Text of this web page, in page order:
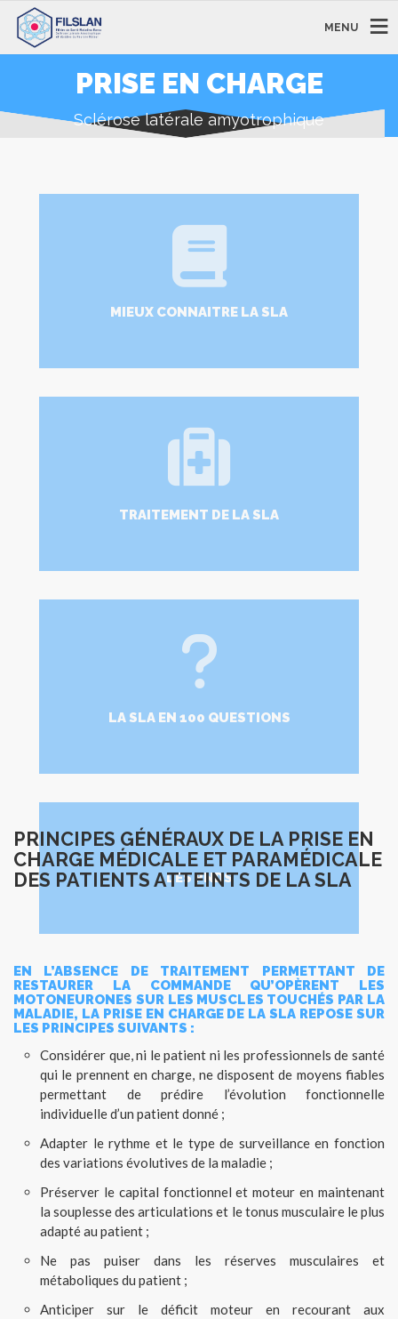
MENU
PRISE EN CHARGE
Sclérose latérale amyotrophique
MIEUX CONNAITRE LA SLA
TRAITEMENT DE LA SLA
LA SLA EN 100 QUESTIONS
LES PNDS
PRINCIPES GÉNÉRAUX DE LA PRISE EN
CHARGE MÉDICALE ET PARAMÉDICALE
DES PATIENTS ATTEINTS DE LA SLA
EN L’ABSENCE DE TRAITEMENT PERMETTANT DE
RESTAURER LA COMMANDE QU’OPÈRENT LES
MOTONEURONES SUR LES MUSCLES TOUCHÉS PAR LA
MALADIE, LA PRISE EN CHARGE DE LA SLA REPOSE SUR
LES PRINCIPES SUIVANTS :
Considérer que, ni le patient ni les professionnels de santé
qui le prennent en charge, ne disposent de moyens fiables
permettant de prédire l’évolution fonctionnelle
individuelle d’un patient donné ;
Adapter le rythme et le type de surveillance en fonction
des variations évolutives de la maladie ;
Préserver le capital fonctionnel et moteur en maintenant
la souplesse des articulations et le tonus musculaire le plus
adapté au patient ;
Ne pas puiser dans les réserves musculaires et
métaboliques du patient ;
Anticiper sur le déficit moteur en recourant aux